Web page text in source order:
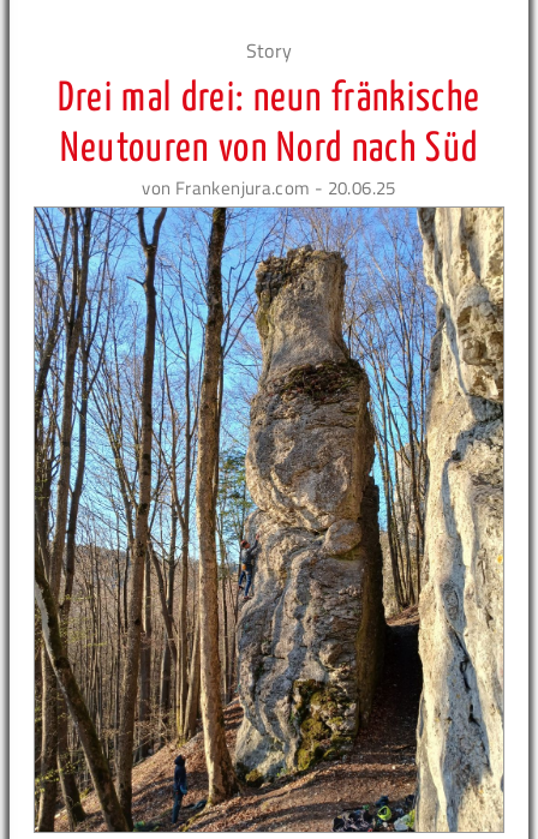
Story
Drei mal drei: neun fränkische
Neutouren von Nord nach Süd
von Frankenjura.com - 20.06.25